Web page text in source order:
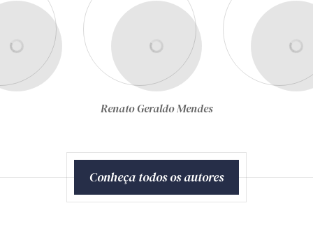
Renato Geraldo Mendes
Conheça todos os autores